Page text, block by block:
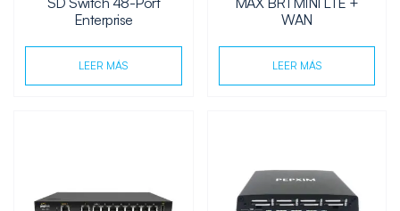
Enterprise
LEER MÁS
WAN
LEER MÁS